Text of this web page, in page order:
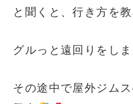
と聞くと、行き方を
グルっと遠回りをしま
その途中で屋外ジム